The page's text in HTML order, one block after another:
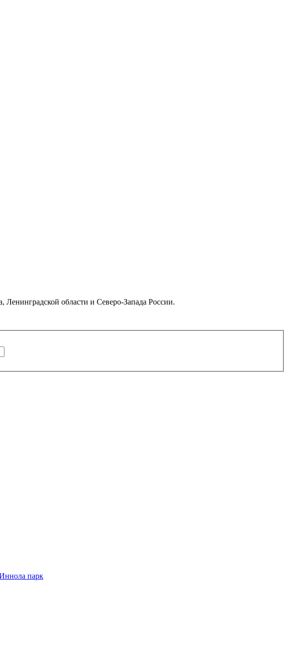
области и Северо-Запада России.